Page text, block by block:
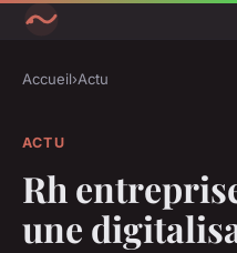
Accueil›Actu
ACTU
Rh
une